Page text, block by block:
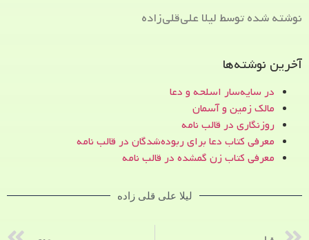
نوشته شده توسط لیلا علی‌قلی‌زاده
آخرین نوشته‌ها
در سایه‌سار اسلحه و دعا
مالک زمین و آسمان
روزنگاری در قالب نامه
معرفی کتاب دعا برای ربوده‌شدگان در قالب نامه
معرفی کتاب زن‌ گمشده در قالب نامه
لیلا علی قلی زاده